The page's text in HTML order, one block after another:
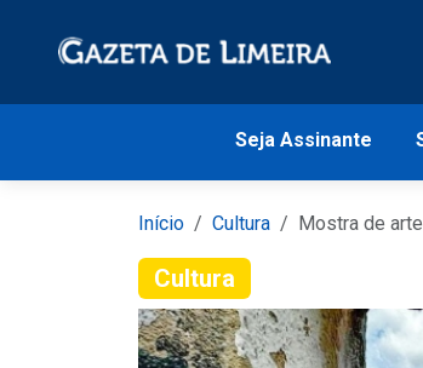
Seja Assinante
Início Cultura Mostra de
Cultura